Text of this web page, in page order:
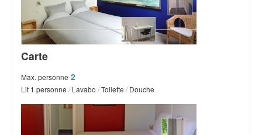
Carte
Max. personne 2
Lit 1 personne / Lavabo /Toilette / Douche